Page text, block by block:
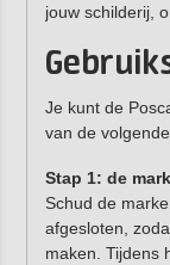
jouw schilderij,
Je kunt de
van de
Stap 1: de
Schud de
afgesloten,
maken. Tijdens